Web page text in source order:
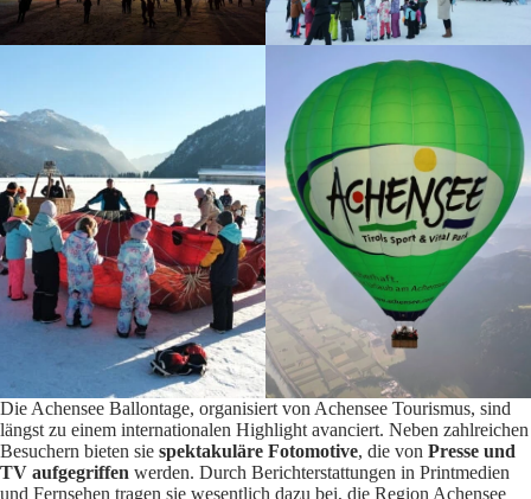
Die Achensee Ballontage, organisiert von Achensee Tourismus, sind
längst zu einem internationalen Highlight avanciert. Neben zahlreichen
Besuchern bieten sie spektakuläre Fotomotive, die von Presse und
TV aufgegriffen werden. Durch Berichterstattungen in Printmedien
und Fernsehen tragen sie wesentlich dazu bei, die Region Achensee